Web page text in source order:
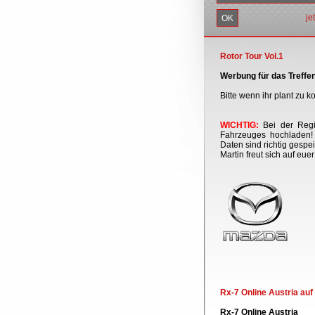
Rotor Tour Vol.1
Werbung für das
Bitte wenn ihr plant zu
WICHTIG: Bei der
Fahrzeuges
Daten sind richtig
Martin freut sich auf
Rx-7 Online Austria
Rx-7 Online Austria